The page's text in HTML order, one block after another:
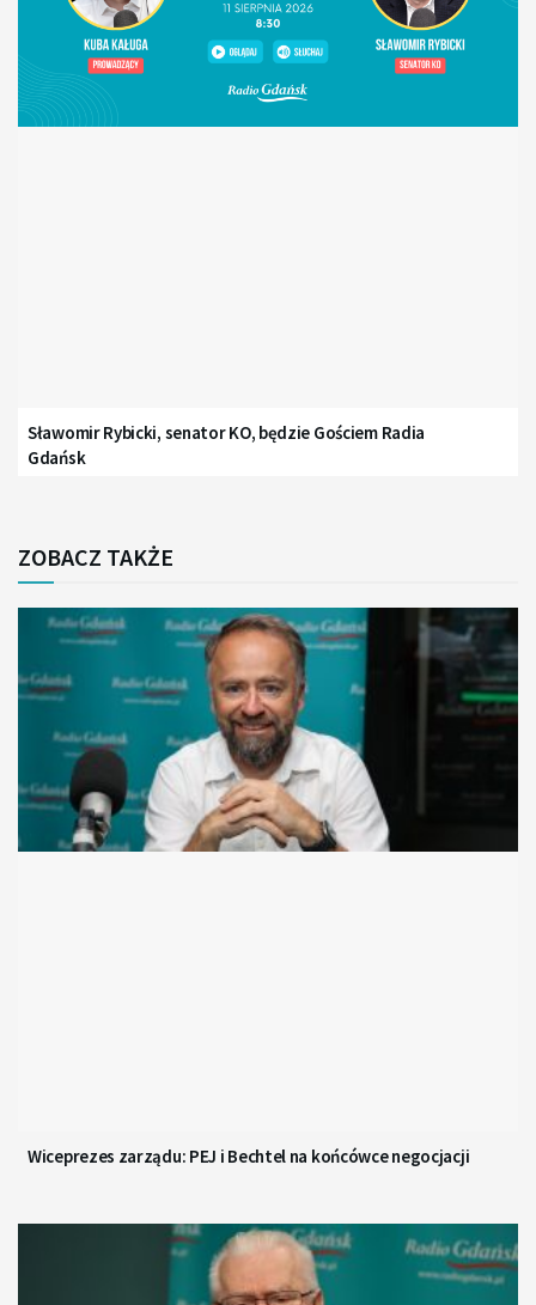
Sławomir Rybicki, senator KO, będzie Gościem Radia
Gdańsk
ZOBACZ TAKŻE
Wiceprezes zarządu: PEJ i Bechtel na końcówce negocjacji